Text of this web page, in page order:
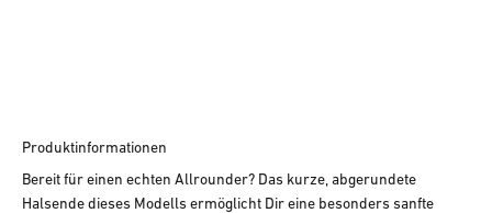
Produktinformationen
Bereit für einen echten Allrounder? Das kurze, abgerundete
Halsende dieses Modells ermöglicht Dir eine besonders sanfte